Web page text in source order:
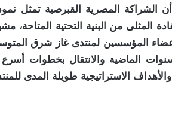
الشراكة المصرية القبرصية تمثل
المثلى من البنية التحتية المتاحة،
المؤسسين لمنتدى غاز شرق
الماضية والانتقال بخطوات
الاستراتيجية طويلة المدى